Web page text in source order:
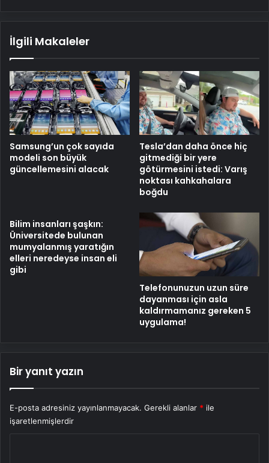
İlgili Makaleler
Samsung’un çok sayıda
modeli son büyük
güncellemesini alacak
Tesla’dan daha önce hiç
gitmediği bir yere
götürmesini istedi: Varış
noktası kahkahalara
boğdu
Bilim insanları şaşkın:
Üniversitede bulunan
mumyalanmış yaratığın
elleri neredeyse insan eli
gibi
Telefonunuzun uzun süre
dayanması için asla
kaldırmamanız gereken 5
uygulama!
Bir yanıt yazın
E-posta adresiniz yayınlanmayacak. Gerekli alanlar * ile
işaretlenmişlerdir